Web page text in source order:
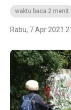
waktu baca 2 menit
Rabu, 7 Apr 2021